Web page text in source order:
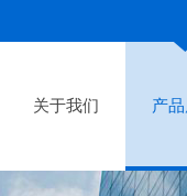
关于我们 产